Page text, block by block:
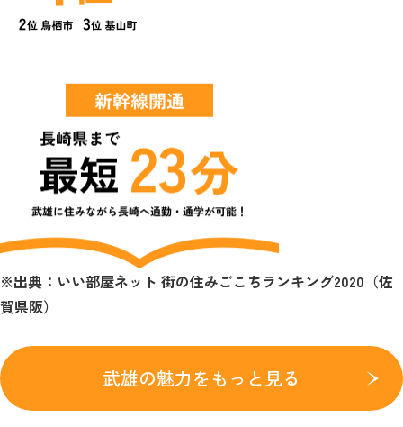
※出典：いい部屋ネット 街の住みごこちランキング2020（佐
賀県阪）
武雄の魅力をもっと見る